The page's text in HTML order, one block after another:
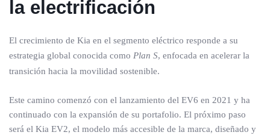
la electrificación
El crecimiento de Kia en el segmento eléctrico responde a su
estrategia global conocida como Plan S, enfocada en acelerar la
transición hacia la movilidad sostenible.
Este camino comenzó con el lanzamiento del EV6 en 2021 y ha
continuado con la expansión de su portafolio. El próximo paso
será el Kia EV2, el modelo más accesible de la marca, diseñado y